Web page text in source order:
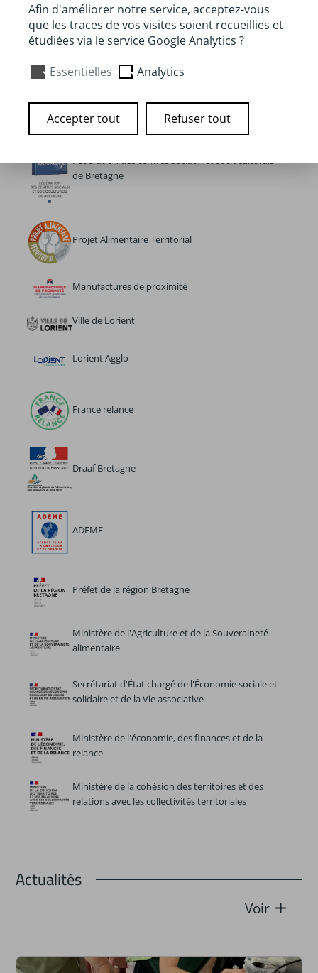
Adresse
Partenaires
Fédération des centres sociaux et socioculturals
de Bretagne
Projet Alimentaire Territorial
Manufactures de proximité
Ville de Lorient
Lorient Agglo
France relance
Draaf Bretagne
ADEME
Préfet de la région Bretagne
Ministère de l'Agriculture et de la Souveraineté
alimentaire
Secrétariat d'État chargé de l'Économie sociale et
solidaire et de la Vie associative
Ministère de l'économie, des finances et de la
relance
Ministère de la cohésion des territoires et des
relations avec les collectivités territoriales
actualités
Afin d'améliorer notre service, acceptez-vous
que les traces de vos visites soient recueillies et
étudiées via le service Google Analytics ?
Essentielles
Analytics
Accepter tout Refuser tout